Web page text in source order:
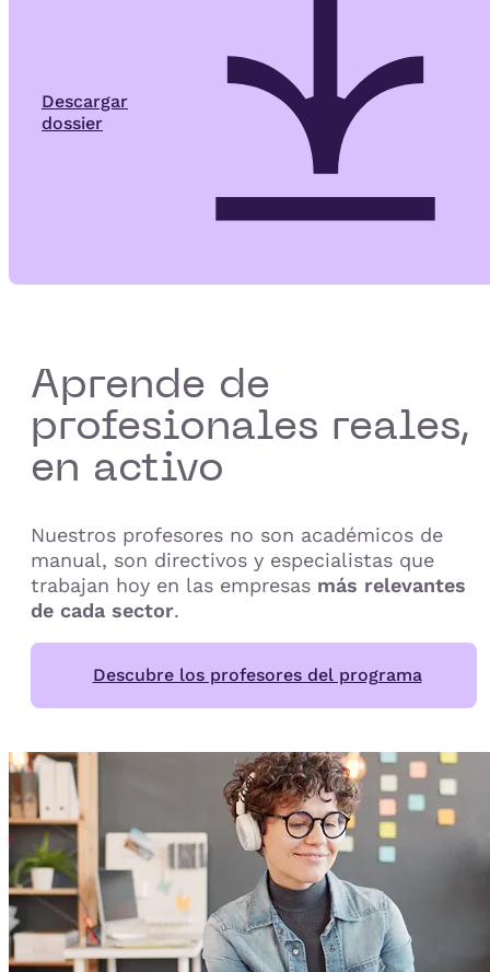
Descargar
dossier
Aprende de
profesionales reales,
en activo
Nuestros profesores no son académicos de
manual, son directivos y especialistas que
trabajan hoy en las empresas más relevantes
de cada sector.
Descubre los profesores del programa